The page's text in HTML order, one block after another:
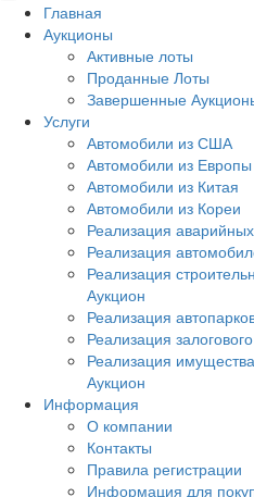
Главная
Аукционы
Активные лоты
Проданные Лоты
Завершенные
Услуги
Автомобили из США
Автомобили из Европы
Автомобили из Китая
Автомобили из Кореи
Реализация
Реализация
Реализация
Аукцион
Реализация
Реализация
Реализация
Аукцион
Информация
О компании
Контакты
Правила регистрации
Информация для